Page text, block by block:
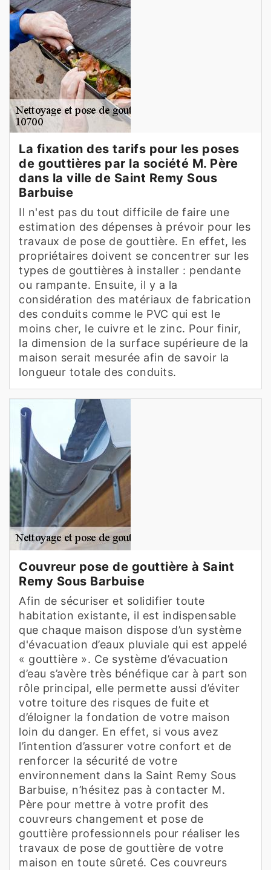
La fixation des tarifs pour les poses
de gouttières par la société M. Père
dans la ville de Saint Remy Sous
Barbuise
Il n'est pas du tout difficile de faire une
estimation des dépenses à prévoir pour les
travaux de pose de gouttière. En effet, les
propriétaires doivent se concentrer sur les
types de gouttières à installer : pendante
ou rampante. Ensuite, il y a la
considération des matériaux de fabrication
des conduits comme le PVC qui est le
moins cher, le cuivre et le zinc. Pour finir,
la dimension de la surface supérieure de la
maison serait mesurée afin de savoir la
longueur totale des conduits.
Couvreur pose de gouttière à Saint
Remy Sous Barbuise
Afin de sécuriser et solidifier toute
habitation existante, il est indispensable
que chaque maison dispose d’un système
d'évacuation d’eaux pluviale qui est appelé
« gouttière ». Ce système d’évacuation
d’eau s’avère très bénéfique car à part son
rôle principal, elle permette aussi d’éviter
votre toiture des risques de fuite et
d’éloigner la fondation de votre maison
loin du danger. En effet, si vous avez
l’intention d’assurer votre confort et de
renforcer la sécurité de votre
environnement dans la Saint Remy Sous
Barbuise, n’hésitez pas à contacter M.
Père pour mettre à votre profit des
couvreurs changement et pose de
gouttière professionnels pour réaliser les
travaux de pose de gouttière de votre
maison en toute sûreté. Ces couvreurs